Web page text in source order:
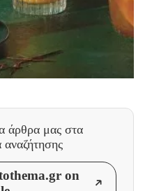
άρθρα μας στα
on